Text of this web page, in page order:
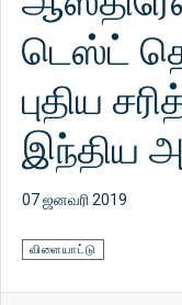
டெஸ்ட்
புதிய
இந்திய
07 ஜனவரி 2019
விளையாட்டு